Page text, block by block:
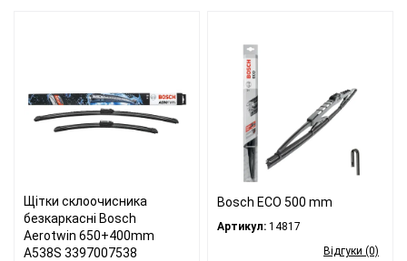
Щітки склоочисника
безкаркасні Bosch
Aerotwin 650+400mm
A538S 3397007538
Bosch ECO 500 mm
Артикул: 14817
Відгуки (0)